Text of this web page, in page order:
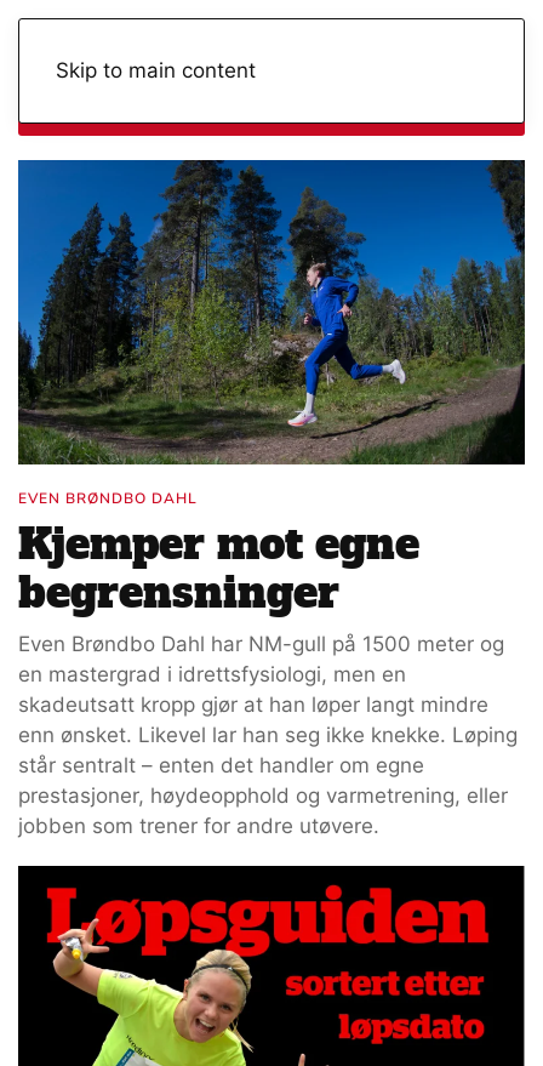
Skip to main content
Innholdsliste
EVEN BRØNDBO DAHL
Kjemper mot egne
begrensninger
Even Brøndbo Dahl har NM-gull på 1500 meter og
en mastergrad i idrettsfysiologi, men en
skadeutsatt kropp gjør at han løper langt mindre
enn ønsket. Likevel lar han seg ikke knekke. Løping
står sentralt – enten det handler om egne
prestasjoner, høydeopphold og varmetrening, eller
jobben som trener for andre utøvere.